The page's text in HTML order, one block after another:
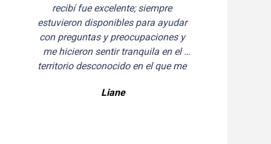
también obtuvo un acuerdo mayor al
que esperaba. ¡Recomiendo
encarecidamente a Tim Cellino!
Maria